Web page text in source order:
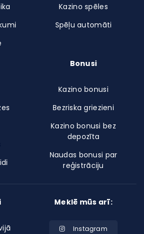
Kazino spēles
Spēļu automāti
Bonusi
Kazino bonusi
Bezriska griezieni
Kazino bonusi bez
depozīta
Naudas bonusi par
reģistrāciju
Meklē mūs arī:
Instagram